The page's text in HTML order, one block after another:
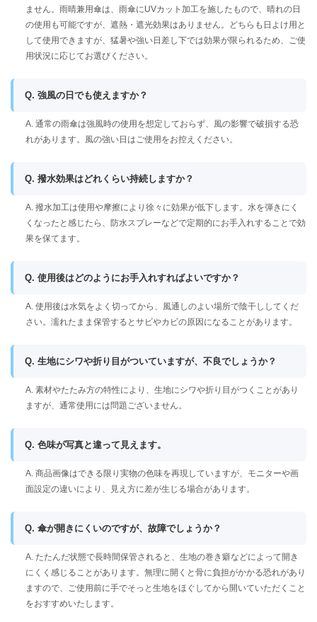
ません。雨晴兼用傘は、雨傘にUVカット加工を施したもので、晴れの日
の使用も可能ですが、遮熱・遮光効果はありません。どちらも日よけ用と
して使用できますが、猛暑や強い日差し下では効果が限られるため、ご使
用状況に応じてお選びください。
Q. 強風の日でも使えますか？
A. 通常の雨傘は強風時の使用を想定しておらず、風の影響で破損する恐
れがあります。風の強い日はご使用をお控えください。
Q. 撥水効果はどれくらい持続しますか？
A. 撥水加工は使用や摩擦により徐々に効果が低下します。水を弾きにく
くなったと感じたら、防水スプレーなどで定期的にお手入れすることで効
果を保てます。
Q. 使用後はどのようにお手入れすればよいですか？
A. 使用後は水気をよく切ってから、風通しのよい場所で陰干ししてくだ
さい。濡れたまま保管するとサビやカビの原因になることがあります。
Q. 生地にシワや折り目がついていますが、不良でしょうか？
A. 素材やたたみ方の特性により、生地にシワや折り目がつくことがあり
ますが、通常使用には問題ございません。
Q. 色味が写真と違って見えます。
A. 商品画像はできる限り実物の色味を再現していますが、モニターや画
面設定の違いにより、見え方に差が生じる場合があります。
Q. 傘が開きにくいのですが、故障でしょうか？
A. たたんだ状態で長時間保管されると、生地の巻き癖などによって開き
にくく感じることがあります。無理に開くと骨に負担がかかる恐れがあり
ますので、ご使用前に手でそっと生地をほぐしてから開いていただくこと
をおすすめいたします。